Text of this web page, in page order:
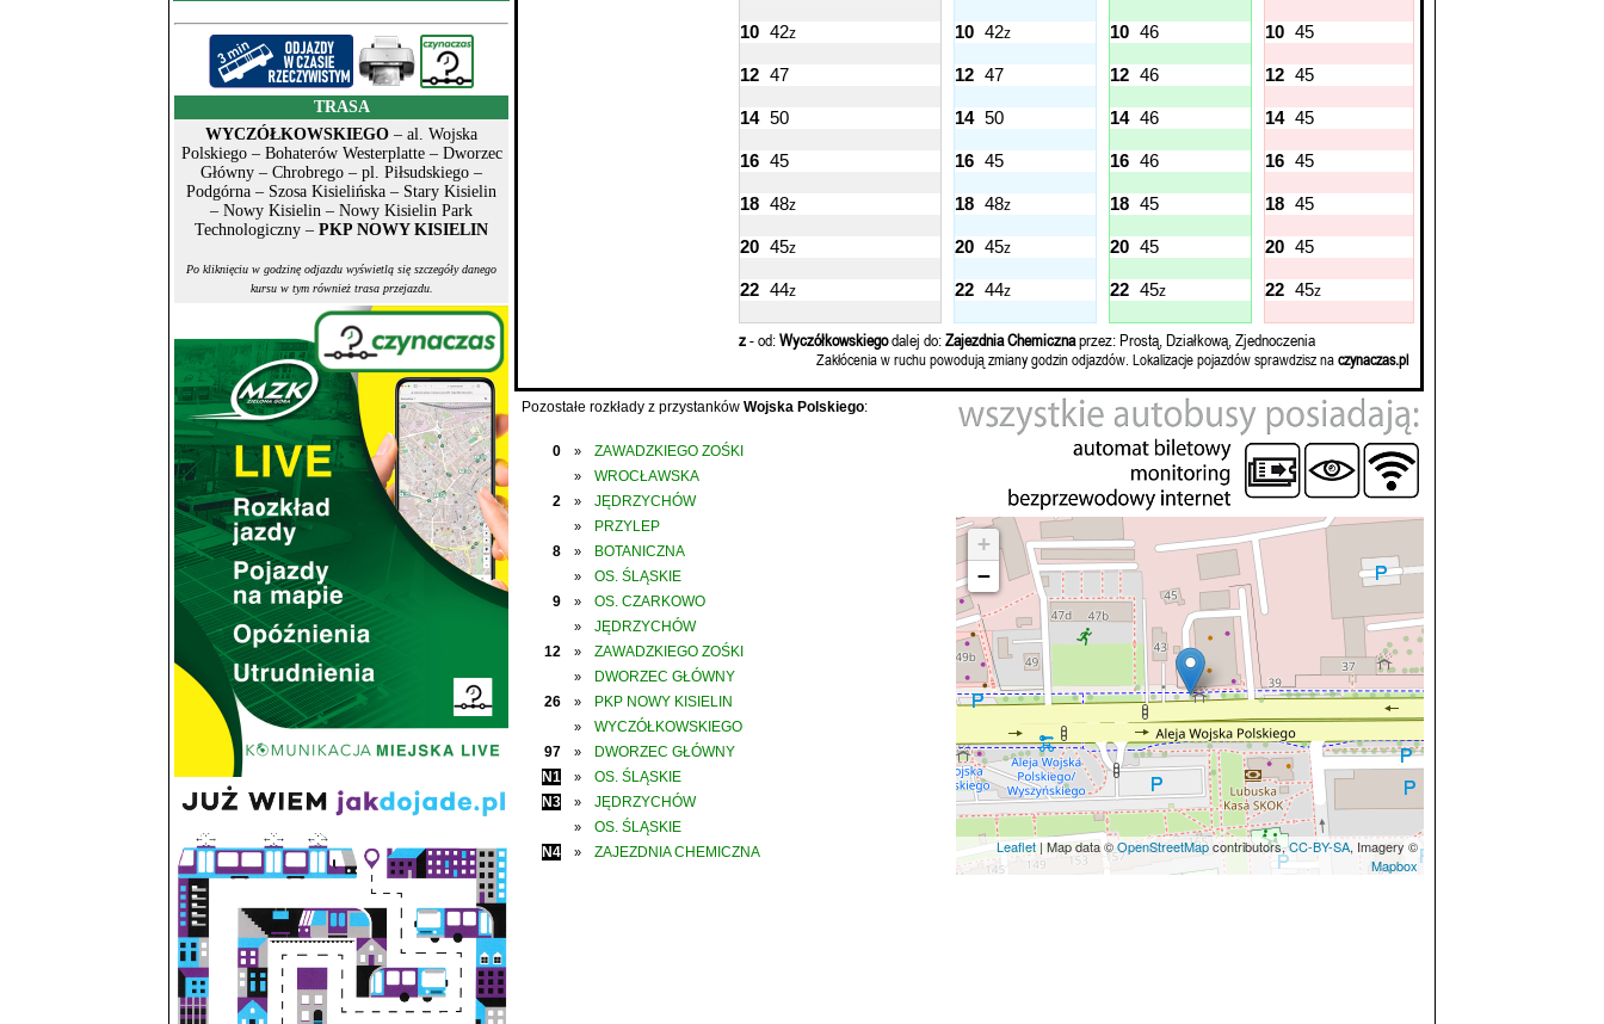
TRASA
WYCZÓŁKOWSKIEGO – al. Wojska
Polskiego – Bohaterów Westerplatte – Dworzec
Główny – Chrobrego – pl. Piłsudskiego –
Podgórna – Szosa Kisielińska – Stary Kisielin
– Nowy Kisielin – Nowy Kisielin Park
Technologiczny – PKP NOWY KISIELIN
Po kliknięciu w godzinę odjazdu wyświetlą się szczegóły danego
kursu w tym również trasa przejazdu.
10 42z 10 42z 10 46 10 45
12 47 12 47 12 46 12 45
14 50 14 50 14 46 14 45
16 45 16 45 16 46 16 45
18 48z 18 48z 18 45 18 45
20 45z 20 45z 20 45 20 45
22 44z 22 44z 22 45z 22 45z
z- od:Wyczółkowskiegodalej do:Zajezdnia Chemicznaprzez: Prostą, Działkową, Zjednoczenia
Zakłócenia w ruchu powodują zmiany godzin odjazdów. Lokalizacje pojazdów sprawdzisz naczynaczas.pl
Pozostałe rozkłady z przystanków Wojska Polskiego:
0 » ZAWADZKIEGO ZOŚKI
»
WROCŁAWSKA
2
» JĘDRZYCHÓW
»
PRZYLEP
8
» BOTANICZNA
»
OS. ŚLĄSKIE
9
» OS. CZARKOWO
»
JĘDRZYCHÓW
12
» ZAWADZKIEGO ZOŚKI
»
DWORZEC GŁÓWNY
26
» PKP NOWY KISIELIN
»
WYCZÓŁKOWSKIEGO
97
»
DWORZEC GŁÓWNY
N1
»
OS. ŚLĄSKIE
N3
» JĘDRZYCHÓW
»
OS. ŚLĄSKIE
N4
» ZAJEZDNIA CHEMICZNA
+
−
Leaflet| Map data ©OpenStreetMapcontributors,CC-BY-SA, Imagery ©
Mapbox